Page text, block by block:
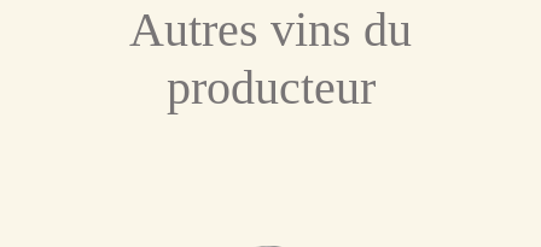
Autres vins du
producteur